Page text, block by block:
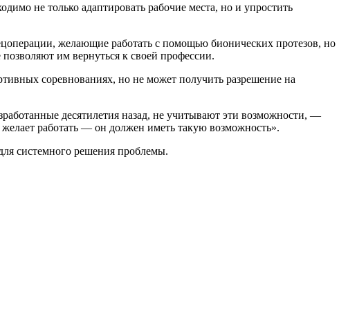
не только адаптировать рабочие места, но и упростить
желающие работать с помощью бионических протезов, но
им вернуться к своей профессии.
соревнованиях, но не может получить разрешение на
десятилетия назад, не учитывают эти возможности, —
работать — он должен иметь такую возможность».
системного решения проблемы.